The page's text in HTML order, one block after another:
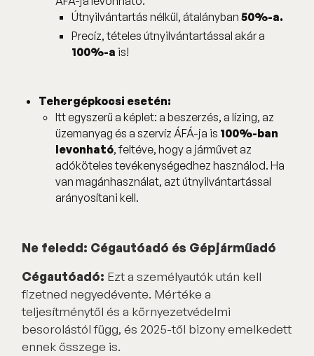
Útnyilvántartás nélkül, átalányban50%-a.
Precíz, tételes útnyilvántartással akár a
100%-a is!
Tehergépkocsi esetén:
Itt egyszerű a képlet: a beszerzés, a lízing, az
üzemanyag és a szervíz ÁFÁ-ja is 100%-ban
levonható, feltéve, hogy a járművet az
adóköteles tevékenységedhez használod. Ha
van magánhasználat, azt útnyilvántartással
arányosítani kell.
Ne feledd: Cégautóadó és Gépjárműadó
Cégautóadó: Ezt a személyautók után kell
fizetned negyedévente. Mértéke a
teljesítménytől és a környezetvédelmi
besorolástól függ, és 2025-től bizony emelkedett
ennek összege is.